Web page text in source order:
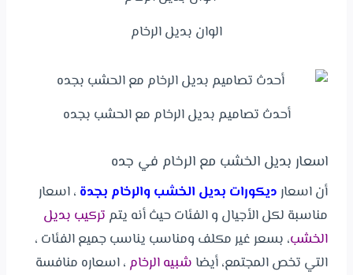
الوان بديل الرخام
أحدث تصاميم بديل الرخام مع الحشب بجده
اسعار بديل الخشب مع الرخام في جده
أن اسعارديكورات بديل الخشب والرخام بجدة ، اسعار
مناسبة لكل الأجيال و الفئات حيث أنه يتم تركيب بديل
الخشب، بسعر غير مكلف ومناسب يناسب جميع الفئات ،
التي تخص المجتمع، أيضا شبيه الرخام ، اسعاره منافسة